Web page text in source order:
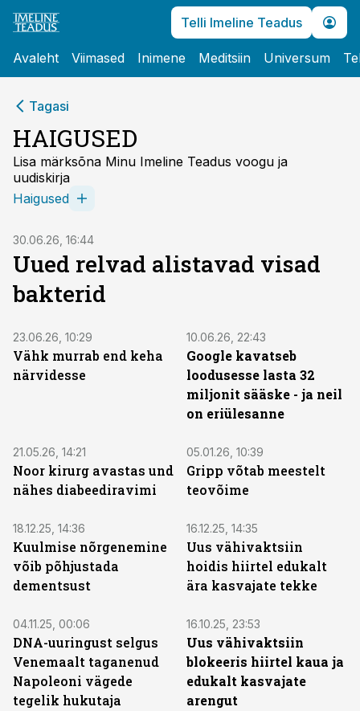
Telli Imeline Teadus
Avaleht Viimased Inimene Meditsiin Universum
Tagasi
HAIGUSED
Lisa märksõna Minu Imeline Teadus voogu ja
uudiskirja
Haigused
30.06.26, 16:44
Uued relvad alistavad visad
bakterid
23.06.26, 10:29
Vähk murrab end keha
närvidesse
10.06.26, 22:43
Google kavatseb
loodusesse lasta 32
miljonit sääske - ja neil
on eriülesanne
21.05.26, 14:21
Noor kirurg avastas und
nähes diabeediravimi
05.01.26, 10:39
Gripp võtab meestelt
teovõime
18.12.25, 14:36
Kuulmise nõrgenemine
võib põhjustada
dementsust
16.12.25, 14:35
Uus vähivaktsiin
hoidis hiirtel edukalt
ära kasvajate tekke
04.11.25, 00:06
DNA-uuringust selgus
Venemaalt taganenud
Napoleoni vägede
tegelik hukutaja
16.10.25, 23:53
Uus vähivaktsiin
blokeeris hiirtel kaua ja
edukalt kasvajate
arengut